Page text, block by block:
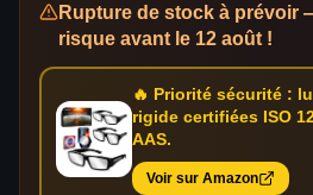
Rupture de stock à prévoir
risque avant le 12 août !
🔥 Priorité sécurité :
rigide certifiées ISO
AAS.
Voir sur Amazon